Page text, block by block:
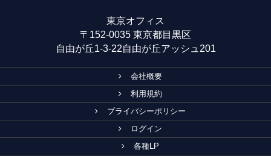
東京オフィス
〒152-0035 東京都目黒区
自由が丘1-3-22自由が丘アッシュ201
会社概要
利用規約
プライバシーポリシー
ログイン
各種LP